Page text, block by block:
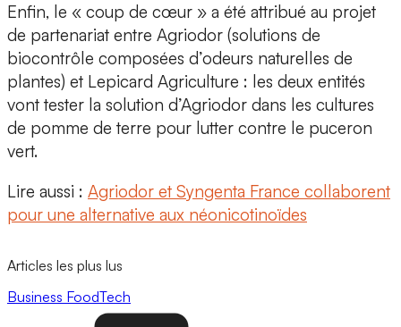
Enfin, le « coup de cœur » a été attribué au projet
de partenariat entre Agriodor (solutions de
biocontrôle composées d’odeurs naturelles de
plantes) et Lepicard Agriculture : les deux entités
vont tester la solution d’Agriodor dans les cultures
de pomme de terre pour lutter contre le puceron
vert.
Lire aussi : Agriodor et Syngenta France collaborent
pour une alternative aux néonicotinoïdes
Articles les plus lus
Business FoodTech